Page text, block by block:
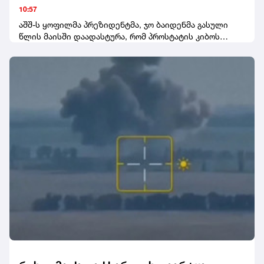
მიმართ პატიმრობის შეფარდების შუამდგომლობით
მდგომარეობა მძიმეა
10:57
აშშ-ს ყოფილმა პრეზიდენტმა, ჯო ბაიდენმა გასული
წლის მაისში დაადასტურა, რომ პროსტატის კიბოს